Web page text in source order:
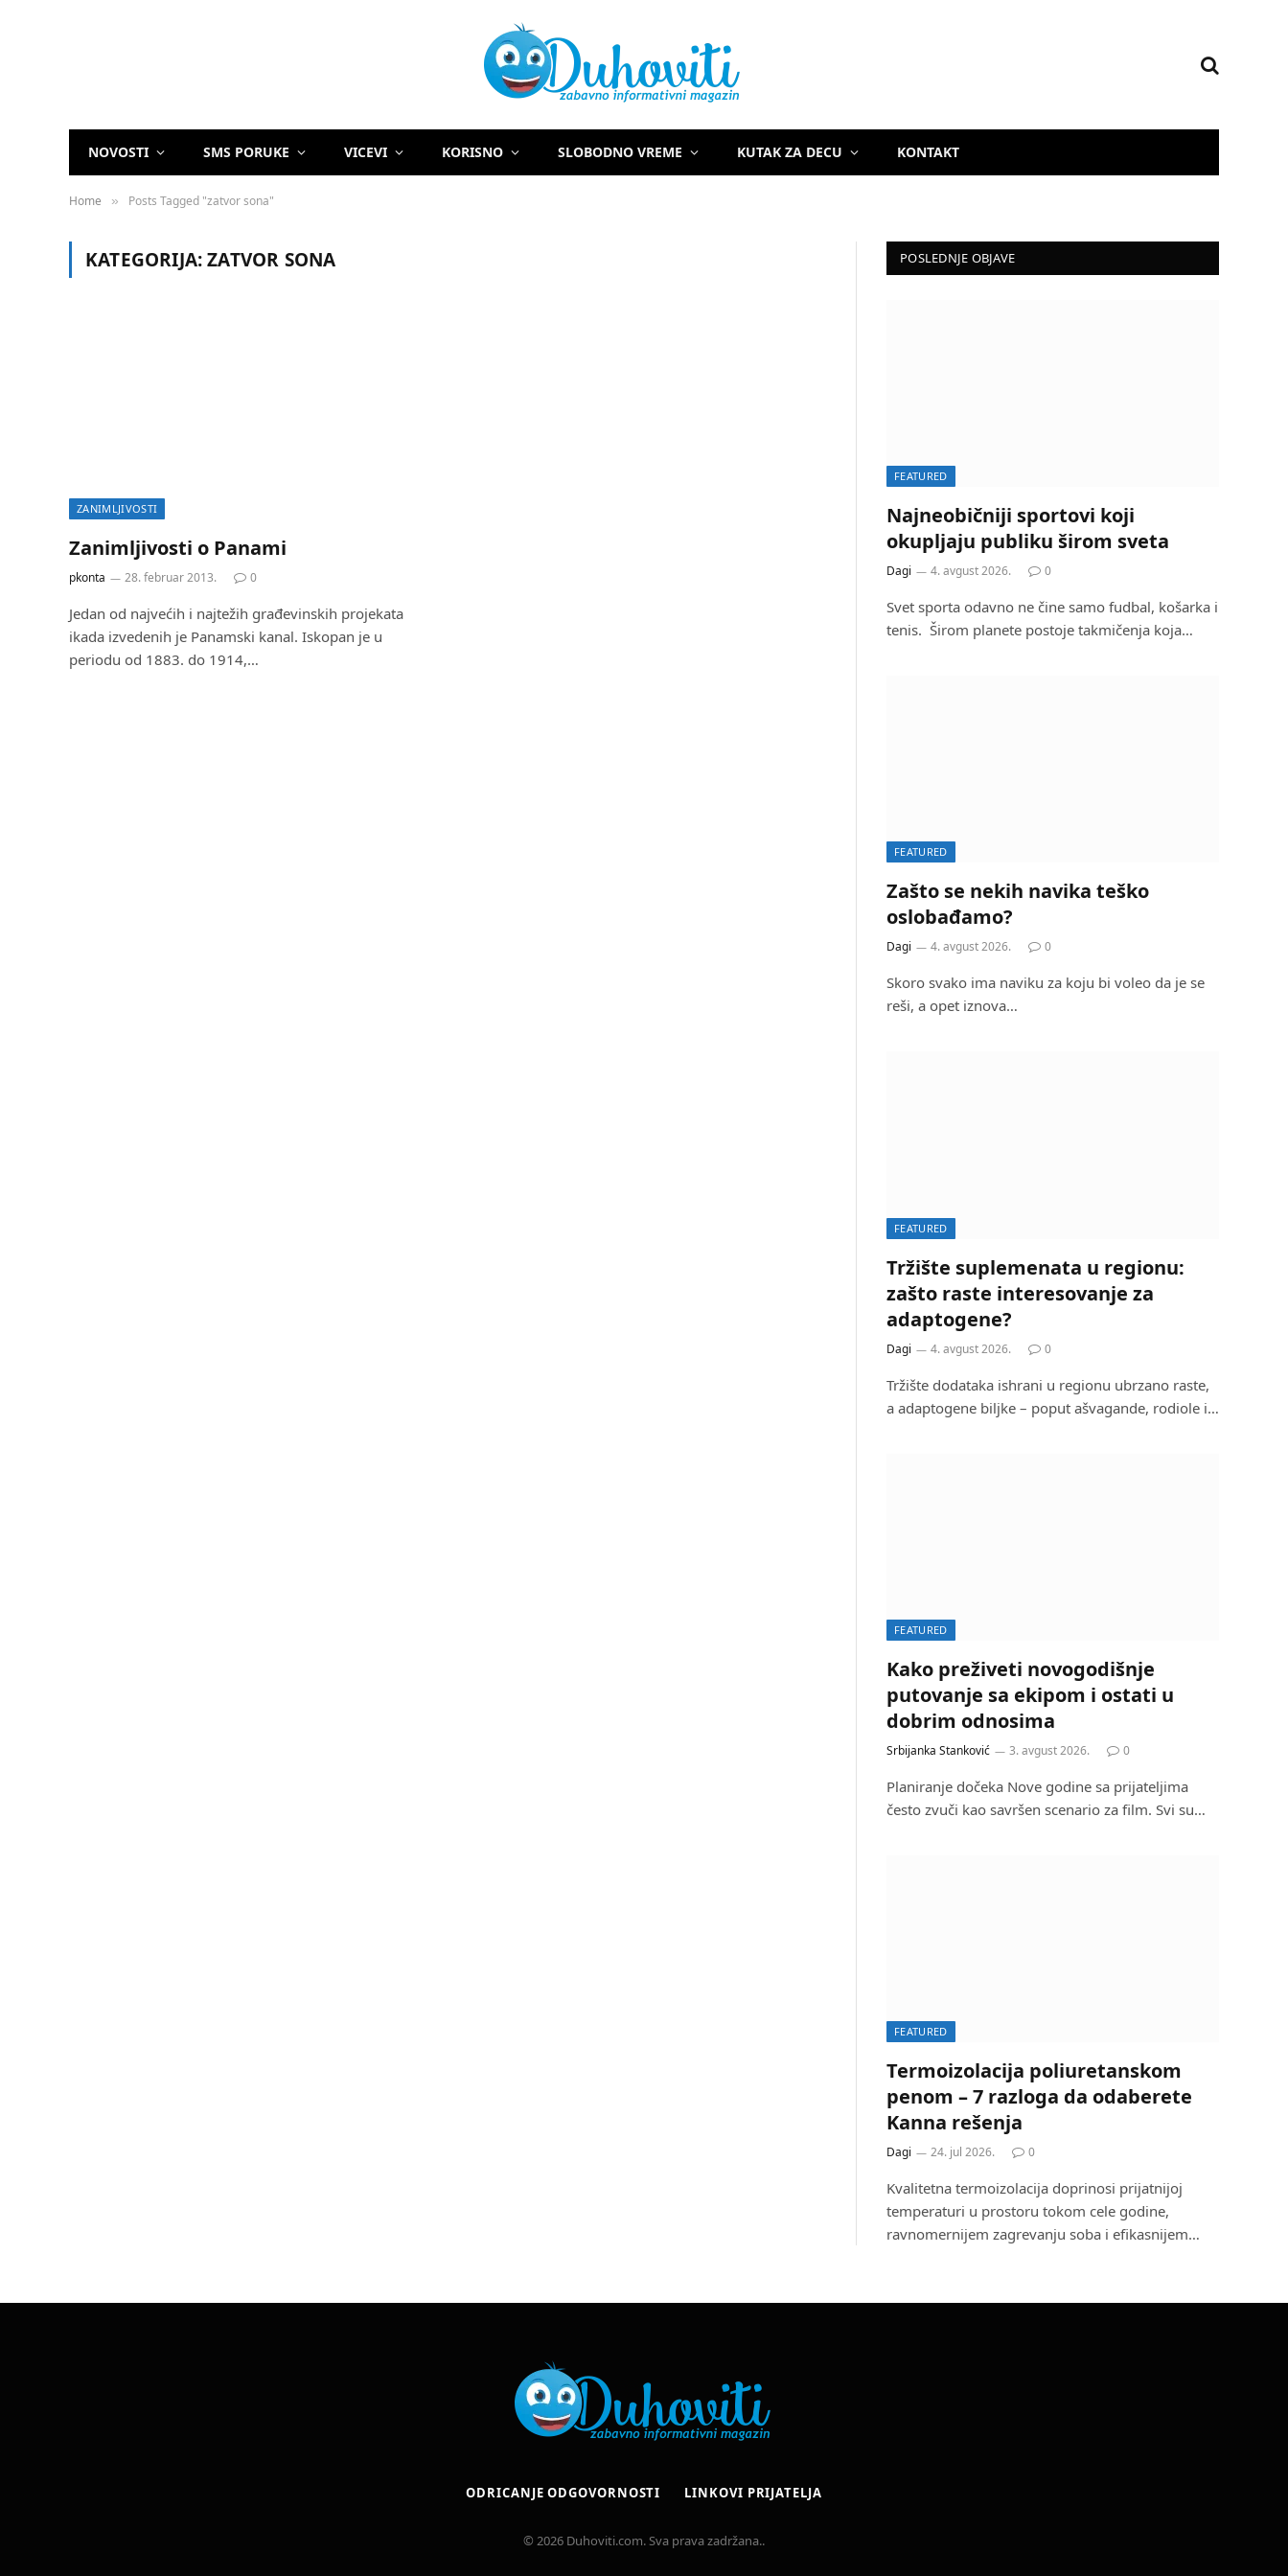
NOVOSTI SMS PORUKE VICEVI KORISNO SLOBODNO VREME KUTAK ZA DECU KONTAKT
Home » Posts Tagged "zatvor sona"
KATEGORIJA:ZATVOR SONA
ZANIMLJIVOSTI
Zanimljivosti o Panami
pkonta 28. februar 2013. 0
Jedan od najvećih i najtežih građevinskih projekata
ikada izvedenih je Panamski kanal. Iskopan je u
periodu od 1883. do 1914,…
POSLEDNJE OBJAVE
FEATURED
Najneobičniji sportovi koji
okupljaju publiku širom sveta
Dagi 4. avgust 2026. 0
Svet sporta odavno ne čine samo fudbal, košarka i
tenis. Širom planete postoje takmičenja koja…
FEATURED
Zašto se nekih navika teško
oslobađamo?
Dagi 4. avgust 2026. 0
Skoro svako ima naviku za koju bi voleo da je se
reši, a opet iznova…
FEATURED
Tržište suplemenata u regionu:
zašto raste interesovanje za
adaptogene?
Dagi 4. avgust 2026. 0
Tržište dodataka ishrani u regionu ubrzano raste,
a adaptogene biljke – poput ašvagande, rodiole i…
FEATURED
Kako preživeti novogodišnje
putovanje sa ekipom i ostati u
dobrim odnosima
Srbijanka Stanković 3. avgust 2026. 0
Planiranje dočeka Nove godine sa prijateljima
često zvuči kao savršen scenario za film. Svi su…
FEATURED
Termoizolacija poliuretanskom
penom – 7 razloga da odaberete
Kanna rešenja
Dagi 24. jul 2026. 0
Kvalitetna termoizolacija doprinosi prijatnijoj
temperaturi u prostoru tokom cele godine,
ravnomernijem zagrevanju soba i efikasnijem…
ODRICANJE ODGOVORNOSTI LINKOVI PRIJATELJA
© 2026 Duhoviti.com. Sva prava zadržana..